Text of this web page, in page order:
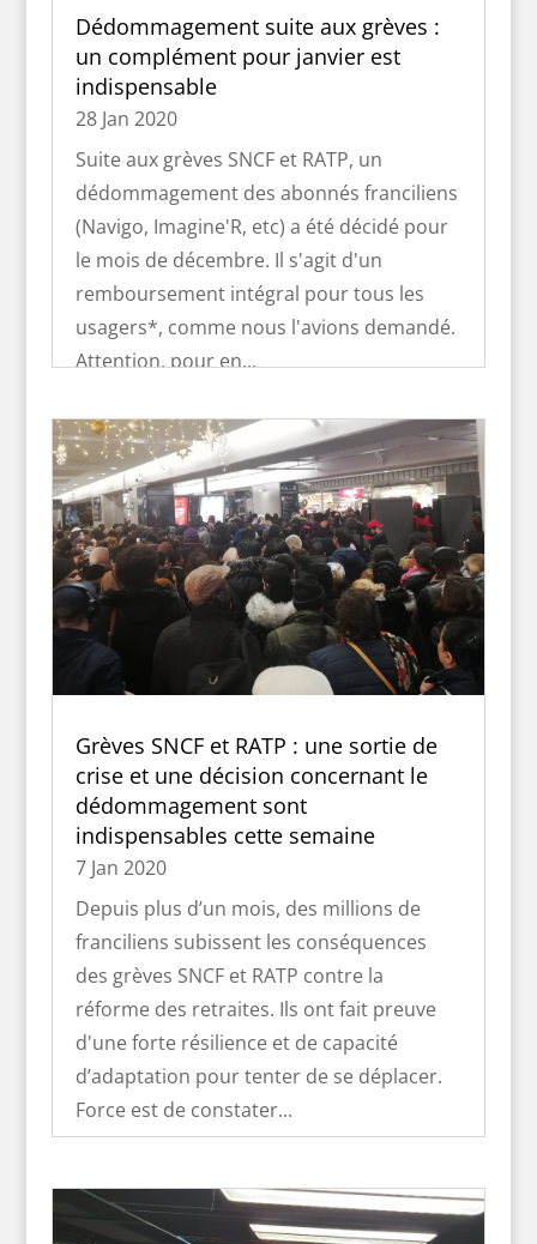
Dédommagement suite aux grèves :
un complément pour janvier est
indispensable
28 Jan 2020
Suite aux grèves SNCF et RATP, un
dédommagement des abonnés franciliens
(Navigo, Imagine'R, etc) a été décidé pour
le mois de décembre. Il s'agit d'un
remboursement intégral pour tous les
usagers*, comme nous l'avions demandé.
Attention, pour en...
Grèves SNCF et RATP : une sortie de
crise et une décision concernant le
dédommagement sont
indispensables cette semaine
7 Jan 2020
Depuis plus d’un mois, des millions de
franciliens subissent les conséquences
des grèves SNCF et RATP contre la
réforme des retraites. Ils ont fait preuve
d'une forte résilience et de capacité
d’adaptation pour tenter de se déplacer.
Force est de constater...